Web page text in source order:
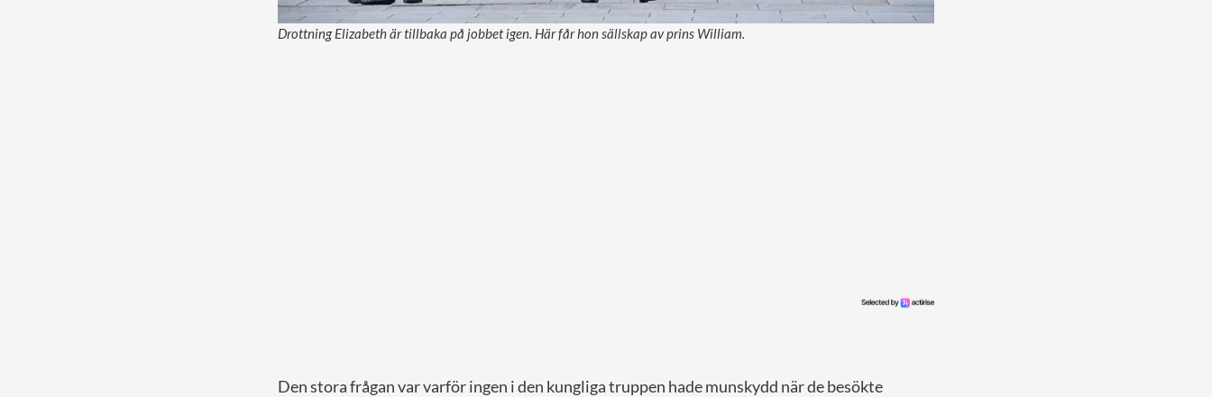
Drottning Elizabeth är tillbaka på jobbet igen. Här får hon sällskap av prins William.
Den stora frågan var varför ingen i den kungliga truppen hade munskydd när de besökte